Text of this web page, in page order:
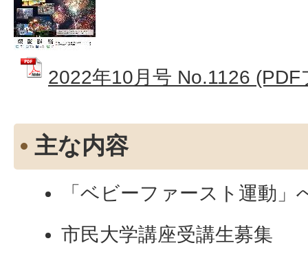
2022年10月号 No.1126
主な内容
「ベビーファースト運動」
市民大学講座受講生募集